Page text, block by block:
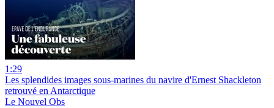
1:29
Les splendides images sous-marines du navire d'Ernest Shackleton
retrouvé en Antarctique
Le Nouvel Obs